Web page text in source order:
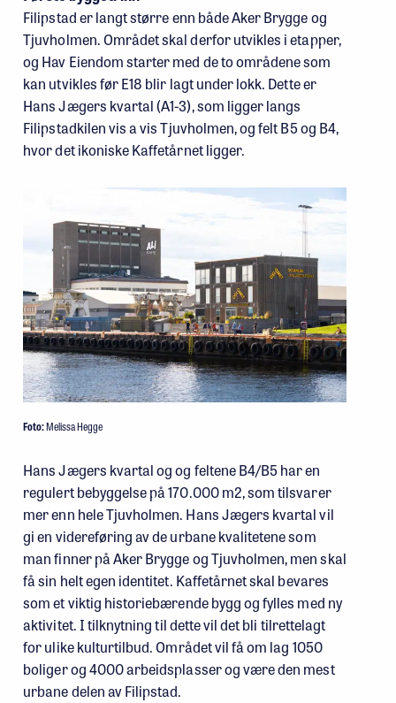
Filipstad er langt større enn både Aker Brygge og
Tjuvholmen. Området skal derfor utvikles i etapper,
og Hav Eiendom starter med de to områdene som
kan utvikles før E18 blir lagt under lokk. Dette er
Hans Jægers kvartal (A1-3), som ligger langs
Filipstadkilen vis a vis Tjuvholmen, og felt B5 og B4,
hvor det ikoniske Kaffetårnet ligger.
Foto:Melissa Hegge
Hans Jægers kvartal og og feltene B4/B5 har en
regulert bebyggelse på 170.000 m2, som tilsvarer
mer enn hele Tjuvholmen. Hans Jægers kvartal vil
gi en videreføring av de urbane kvalitetene som
man finner på Aker Brygge og Tjuvholmen, men skal
få sin helt egen identitet. Kaffetårnet skal bevares
som et viktig historiebærende bygg og fylles med ny
aktivitet. I tilknytning til dette vil det bli tilrettelagt
for ulike kulturtilbud. Området vil få om lag 1050
boliger og 4000 arbeidsplasser og være den mest
urbane delen av Filipstad.